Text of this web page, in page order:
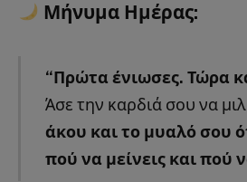
Μήνυμα Ημέρας:
“Πρώτα ένιωσες. Τώρα
Άσε την καρδιά σου να
άκου και το μυαλό σου
πού να μείνεις και πού